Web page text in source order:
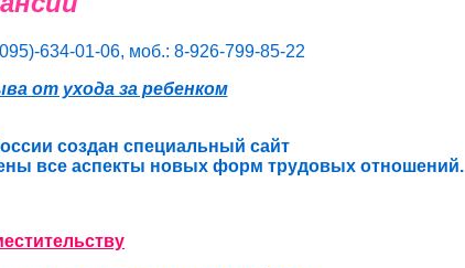
634-01-06, моб.: 8-926-799-85-22
от ухода за ребенком
создан специальный сайт
все аспекты новых форм трудовых отношений.